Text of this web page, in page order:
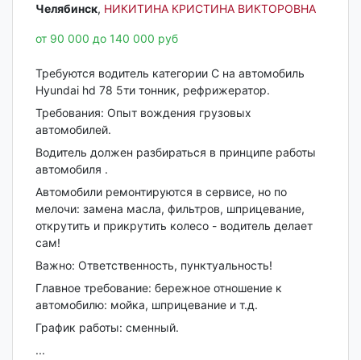
Челябинск‎, НИКИТИНА КРИСТИНА ВИКТОРОВНА
от 90 000 до 140 000 руб
Требуются водитель категории С на автомобиль
Hyundai hd 78 5ти тонник, рефрижератор.
Требования: Опыт вождения грузовых
автомобилей.
Водитель должен разбираться в принципе работы
автомобиля .
Автомобили ремонтируются в сервисе, но по
мелочи: замена масла, фильтров, шприцевание,
открутить и прикрутить колесо - водитель делает
сам!
Важно: Ответственность, пунктуальность!
Главное требование: бережное отношение к
автомобилю: мойка, шприцевание и т.д.
График работы: сменный.
...